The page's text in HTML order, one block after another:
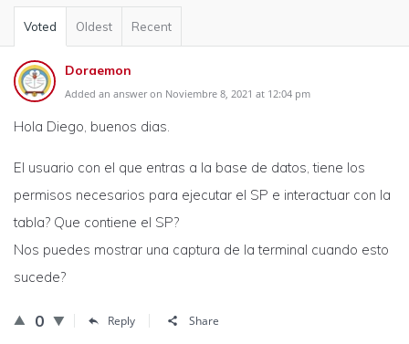
Voted Oldest Recent
Doraemon
Added an answer on Noviembre 8, 2021 at 12:04 pm
Hola Diego, buenos dias.
El usuario con el que entras a la base de datos, tiene los
permisos necesarios para ejecutar el SP e interactuar con la
tabla? Que contiene el SP?
Nos puedes mostrar una captura de la terminal cuando esto
sucede?
0 Reply Share